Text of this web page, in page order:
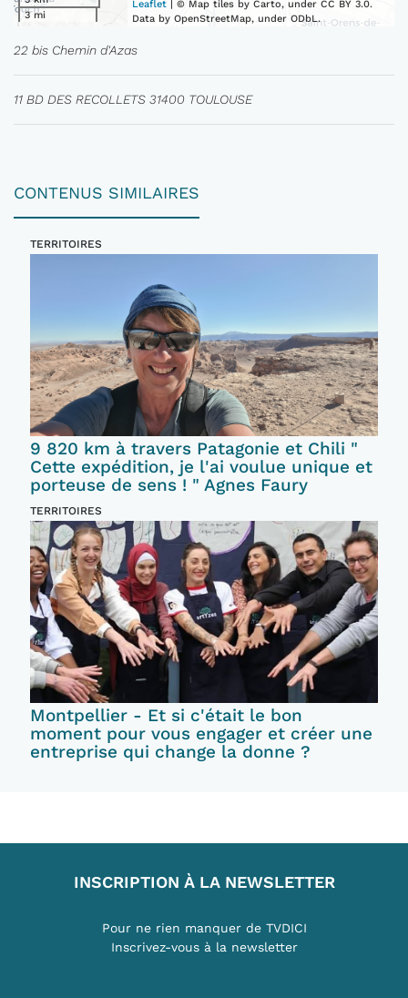
3 mi
Leaflet | © Map tiles by Carto, under CC BY 3.0.
Data by OpenStreetMap, under ODbL.
22 bis Chemin d'Azas
11 BD DES RECOLLETS 31400 TOULOUSE
CONTENUS SIMILAIRES
TERRITOIRES
9 820 km à travers Patagonie et Chili "
Cette expédition, je l'ai voulue unique et
porteuse de sens ! " Agnes Faury
TERRITOIRES
Montpellier - Et si c'était le bon
moment pour vous engager et créer une
entreprise qui change la donne ?
INSCRIPTION À LA NEWSLETTER
Pour ne rien manquer de TVDICI
Inscrivez-vous à la newsletter